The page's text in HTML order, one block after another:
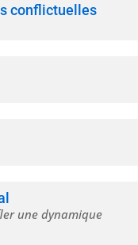
conflictuelles
une dynamique